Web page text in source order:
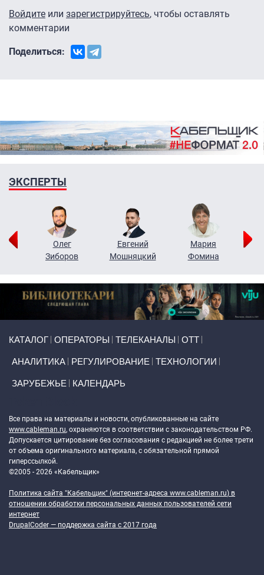
Войдите или зарегистрируйтесь, чтобы оставлять
комментарии
Поделиться:
ЭКСПЕРТЫ
Олег
Зиборов
Евгений
Мошняцкий
Мария
Фомина
КАТАЛОГ ОПЕРАТОРЫ ТЕЛЕКАНАЛЫ ОТТ
АНАЛИТИКА РЕГУЛИРОВАНИЕ ТЕХНОЛОГИИ
ЗАРУБЕЖЬЕ КАЛЕНДАРЬ
Все права на материалы и новости, опубликованные на сайте
www.cableman.ru, охраняются в соответствии с законодательством РФ.
Допускается цитирование без согласования с редакцией не более трети
от объема оригинального материала, с обязательной прямой
гиперссылкой.
©2005 - 2026 «Кабельщик»
Политика сайта "Кабельщик" (интернет-адреса www.cableman.ru) в
отношении обработки персональных данных пользователей сети
интернет
DrupalCoder — поддержка сайта c 2017 года